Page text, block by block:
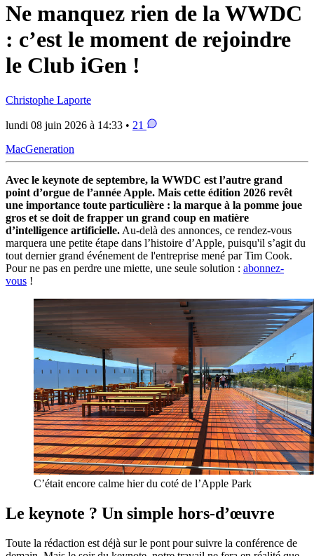
Ne manquez rien de la WWDC
: c’est le moment de rejoindre
le Club iGen !
Christophe Laporte
lundi 08 juin 2026 à 14:33 • 21
MacGeneration
Avec le keynote de septembre, la WWDC est l’autre grand
point d’orgue de l’année Apple. Mais cette édition 2026 revêt
une importance toute particulière : la marque à la pomme joue
gros et se doit de frapper un grand coup en matière
d’intelligence artificielle. Au-delà des annonces, ce rendez-vous
marquera une petite étape dans l’histoire d’Apple, puisqu'il s’agit du
tout dernier grand événement de l'entreprise mené par Tim Cook.
Pour ne pas en perdre une miette, une seule solution : abonnez-
vous !
C’était encore calme hier du coté de l’Apple Park
Le keynote ? Un simple hors-d’œuvre
Toute la rédaction est déjà sur le pont pour suivre la conférence de